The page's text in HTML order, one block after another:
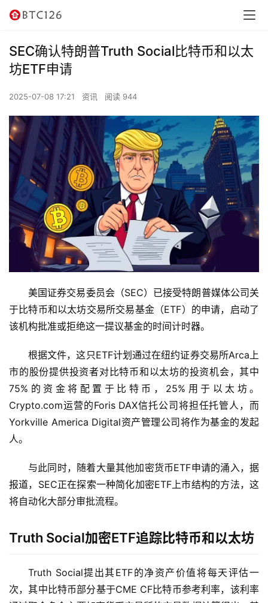
快
SEC确认特朗普Truth Social比特币和以太
坊ETF申请
2025-07-08 17:21 资讯 阅读 944
美国证券交易委员会（SEC）已接受特朗普媒体公司关
于比特币和以太坊交易所交易基金（ETF）的申请，启动了
该机构批准或拒绝这一提议基金的时间计时器。
根据文件，这只ETF计划通过在纽约证券交易所Arca上
市的股份提供投资者对比特币和以太坊的投资机会，其中
75%的资金将配置于比特币，25%用于以太坊。
Crypto.com运营的Foris DAX信托公司将担任托管人，而
Yorkville America Digital资产管理公司将作为基金的发起
人。
与此同时，随着大量其他加密货币ETF申请的涌入，据
报道，SEC正在探索一种简化加密ETF上市结构的方法，这
将自动化大部分审批流程。
Truth Social加密ETF追踪比特币和以太坊
Truth Social提出其ETF的净资产价值将每天评估一
次，其中比特币部分基于CME CF比特币参考利率，该利率